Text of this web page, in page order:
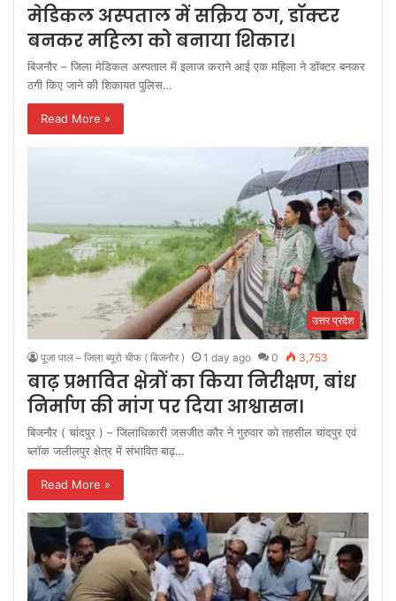
मेडिकल अस्पताल में सक्रिय ठग, डॉक्टर
बनकर महिला को बनाया शिकार।
बिजनौर – जिला मेडिकल अस्पताल में इलाज कराने आई एक महिला ने डॉक्टर बनकर
ठगी किए जाने की शिकायत पुलिस…
Read More »
उत्तर प्रदेश
पूजा पाल – जिला ब्यूरो चीफ ( बिजनौर ) 1 day ago 0 3,753
बाढ़ प्रभावित क्षेत्रों का किया निरीक्षण, बांध
निर्माण की मांग पर दिया आश्वासन।
बिजनौर ( चांदपुर ) – जिलाधिकारी जसजीत कौर ने गुरुवार को तहसील चांदपुर एवं
ब्लॉक जलीलपुर क्षेत्र में संभावित बाढ़…
Read More »